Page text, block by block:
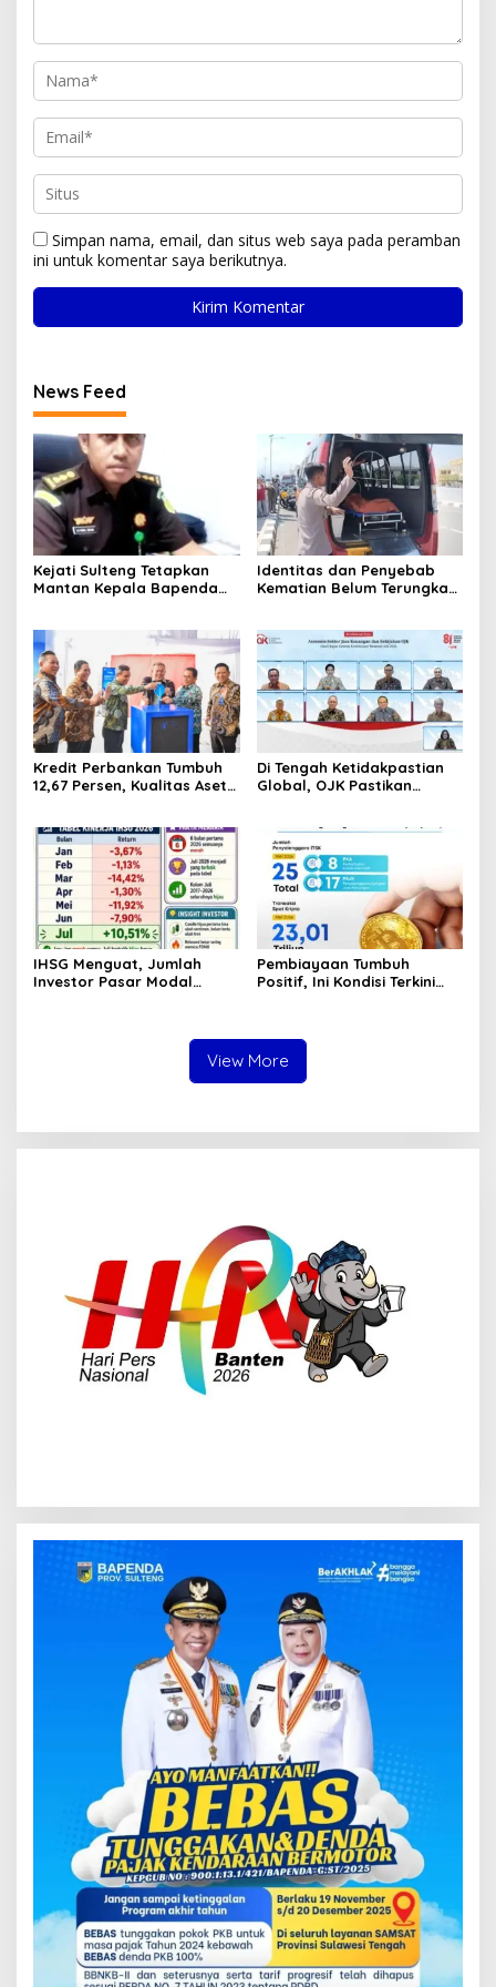
Simpan nama, email, dan situs web saya pada peramban
ini untuk komentar saya berikutnya.
News Feed
Kejati Sulteng Tetapkan
Mantan Kepala Bapenda
Pertambangan
Identitas dan Penyebab
Kematian Belum Terungkap,
Pantai Lere Palu, Kondisi
Tubuh Sudah Terurai
Dicabik Buaya
Kredit Perbankan Tumbuh
12,67 Persen, Kualitas Aset
Di Tengah Ketidakpastian
Global, OJK Pastikan
IHSG Menguat, Jumlah
Investor Pasar Modal
Pembiayaan Tumbuh
Positif, Ini Kondisi Terkini
View More